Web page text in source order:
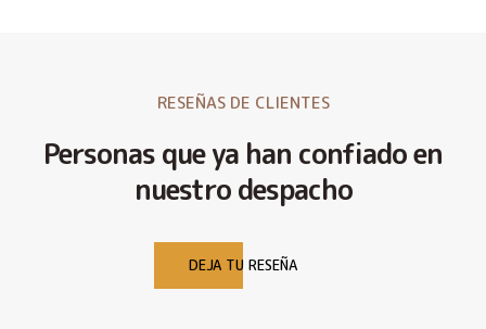
RESEÑAS DE CLIENTES
Personas que ya han confiado en
nuestro despacho
DEJA TU RESEÑA